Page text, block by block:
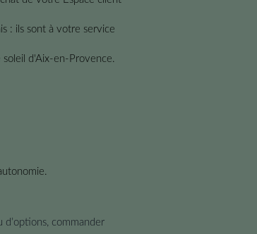
: ils sont à votre service
soleil d'Aix-en-Provence.
commander